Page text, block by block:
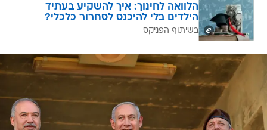
הלוואה לחינוך: איך להשקיע בעתיד
הילדים בלי להיכנס לסחרור כלכלי?
בשיתוף הפניקס